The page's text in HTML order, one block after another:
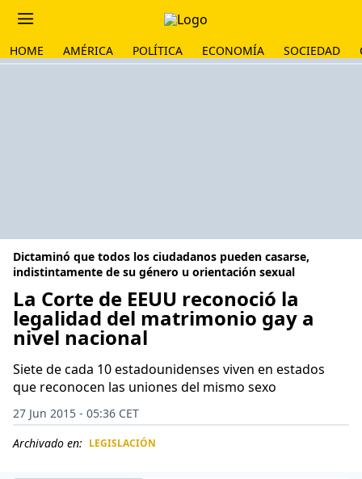
HOME AMÉRICA POLÍTICA ECONOMÍA SOCIEDAD
Dictaminó que todos los ciudadanos pueden casarse,
indistintamente de su género u orientación sexual
La Corte de EEUU reconoció la
legalidad del matrimonio gay a
nivel nacional
Siete de cada 10 estadounidenses viven en estados
que reconocen las uniones del mismo sexo
27 Jun 2015 - 05:36 CET
Archivado en: LEGISLACIÓN